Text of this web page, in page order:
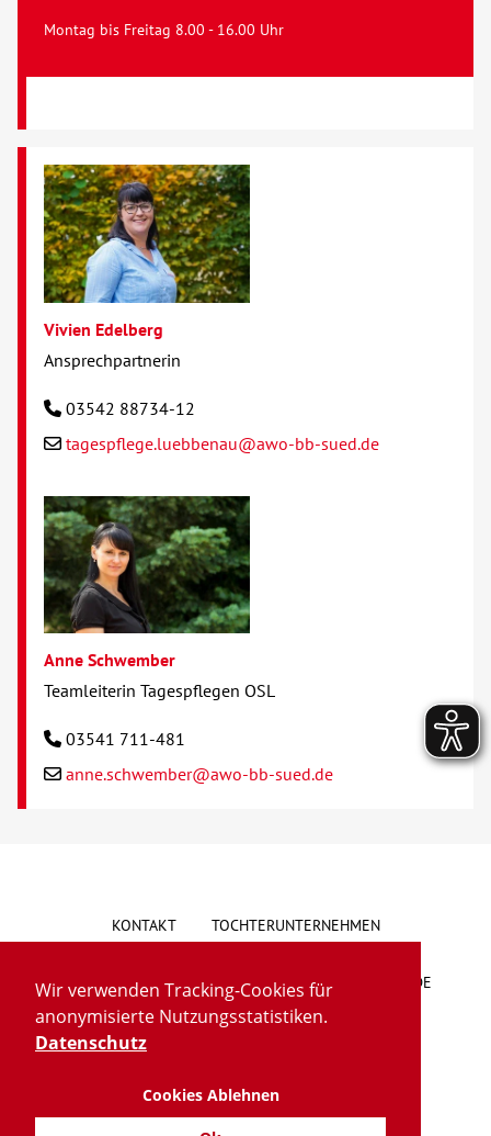
Wir verwenden Tracking-Cookies für
anonymisierte Nutzungsstatistiken.
Datenschutz
Cookies Ablehnen
Montag bis Freitag 8.00 - 16.00 Uhr
Vivien Edelberg
Ansprechpartnerin
03542 88734-12
tagespflege.luebbenau@awo-bb-sued.de
Anne Schwember
Teamleiterin Tagespflegen OSL
03541 711-481
anne.schwember@awo-bb-sued.de
KONTAKT TOCHTERUNTERNEHMEN
HINWEISGEBERSYSTEM VORSCHLAG/BESCHWERDE
LIEFERKETTENGESETZ
IMPRESSUM DATENSCHUTZ